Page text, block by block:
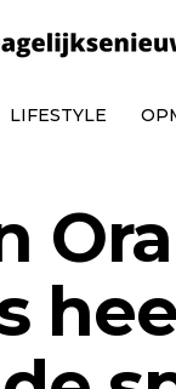
LIFESTYLE